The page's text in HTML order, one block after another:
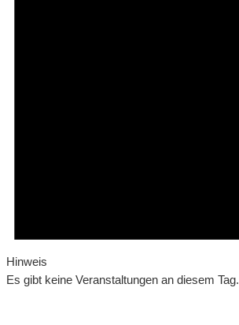
Hinweis
Es gibt keine Veranstaltungen an diesem Tag.